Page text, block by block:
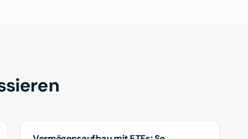
INVESTMENTS